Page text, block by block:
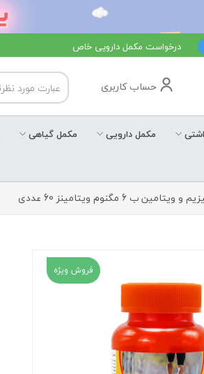
درخواست مکمل دارویی خاص
حساب کاربری
مکمل دارویی مکمل گیاهی
ب 6 مگنوم ویتامینز 60 عددی
فروش ویژه